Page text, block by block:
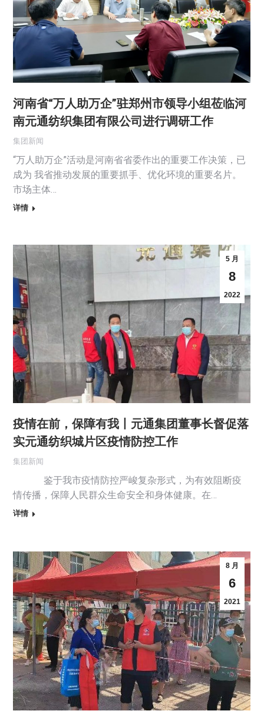
河南省“万人助万企”驻郑州市领导小组莅临河
南元通纺织集团有限公司进行调研工作
集团新闻
“万人助万企”活动是河南省省委作出的重要工作决策，已
成为 我省推动发展的重要抓手、优化环境的重要名片。
市场主体…
详情
5 月
8
2022
疫情在前，保障有我丨元通集团董事长督促落
实元通纺织城片区疫情防控工作
集团新闻
鉴于我市疫情防控严峻复杂形式，为有效阻断疫
情传播，保障人民群众生命安全和身体健康。在…
详情
8 月
6
2021